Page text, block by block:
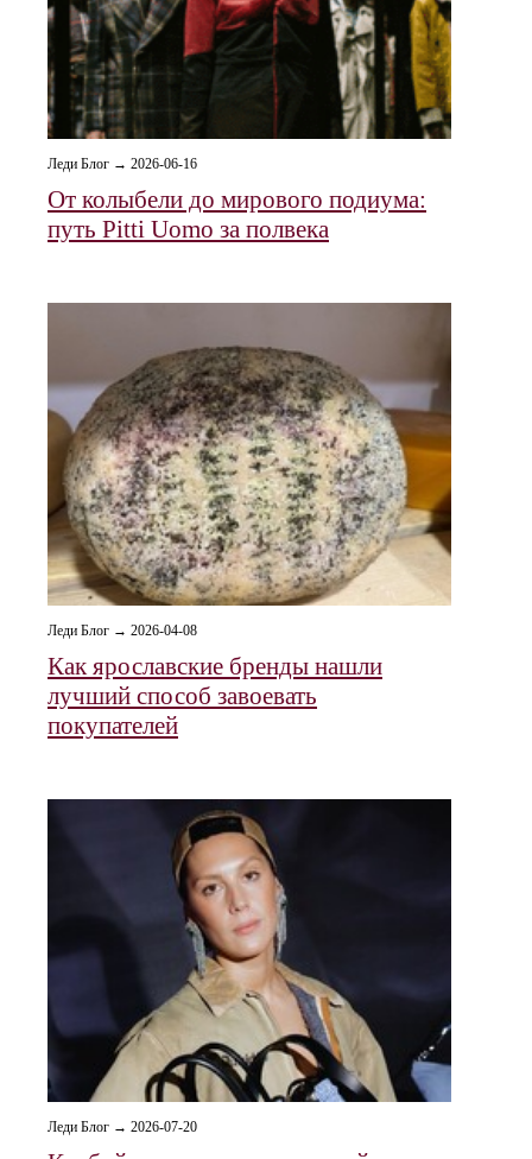
Леди Блог → 2026-06-16
От колыбели до мирового подиума:
путь Pitti Uomo за полвека
Леди Блог → 2026-04-08
Как ярославские бренды нашли
лучший способ завоевать
покупателей
Леди Блог → 2026-07-20